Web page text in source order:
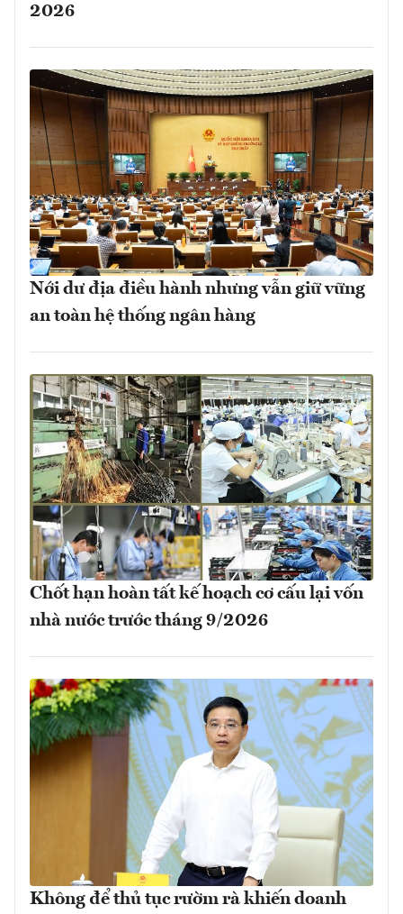
2026
Nới dư địa điều hành nhưng vẫn giữ vững
an toàn hệ thống ngân hàng
Chốt hạn hoàn tất kế hoạch cơ cấu lại vốn
nhà nước trước tháng 9/2026
Không để thủ tục rườm rà khiến doanh